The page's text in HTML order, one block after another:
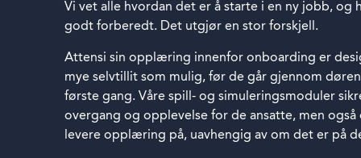
Vi vet alle hvordan det er å starte i en ny jobb, og
godt forberedt. Det utgjør en stor forskjell.
Attensi sin opplæring innenfor onboarding er
mye selvtillit som mulig, før de går gjennom
første gang. Våre spill- og simuleringsmoduler
overgang og opplevelse for de ansatte, men også
levere opplæring på, uavhengig av om det er på